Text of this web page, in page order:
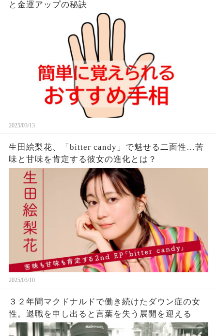
と金運アップの秘訣
2025/03/13
生田絵梨花、「bitter candy」で魅せる二面性…苦
味と甘味を肯定する彼女の進化とは？
2025/03/10
３２年間マクドナルドで働き続けたダウン症の女
性。退職を申し出ると言葉を失う展開を迎える